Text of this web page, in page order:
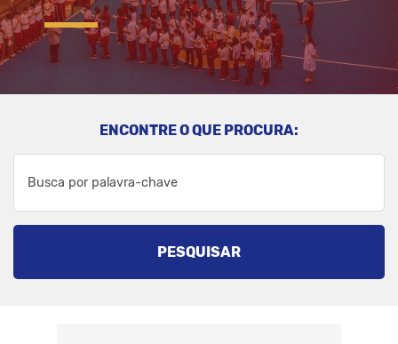
ENCONTRE O QUE PROCURA:
PESQUISAR